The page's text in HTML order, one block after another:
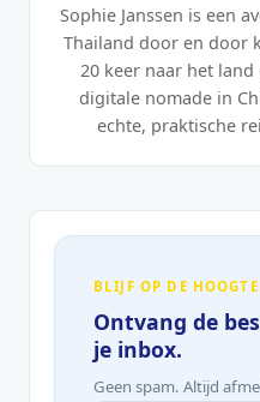
Sophie Janssen is een
Thailand door en door
20 keer naar het
digitale nomade in
echte, praktische
BLIJF OP DE HOOGTE
Ontvang de
je inbox.
Geen spam. Altijd